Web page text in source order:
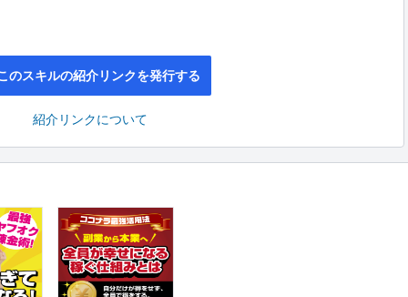
のスキルの紹介リンクを発行する
紹介リンクについて